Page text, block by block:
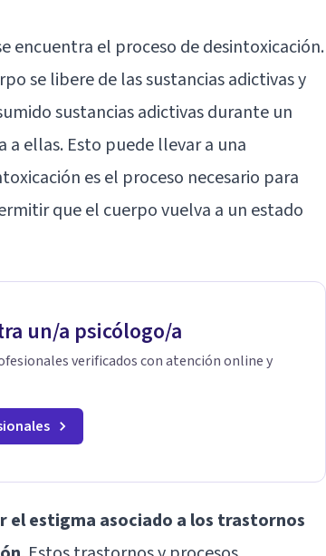
encuentra el proceso dedesintoxicación.
se libere de las sustancias adictivas y
sustancias adictivas durante un
ellas. Esto puede llevar a una
es el proceso necesario para
que el cuerpo vuelva a un estado
un/a psicólogo/a
verificados con atención online y
el estigma asociado a los trastornos